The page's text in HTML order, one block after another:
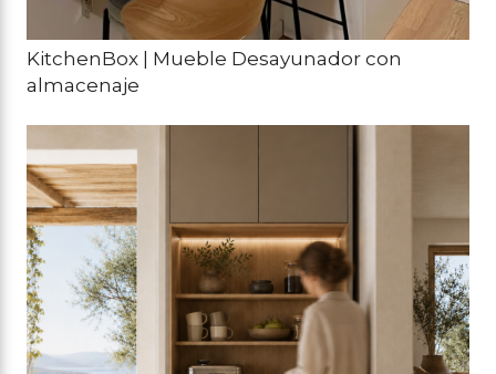
KitchenBox | Mueble Desayunador con
almacenaje